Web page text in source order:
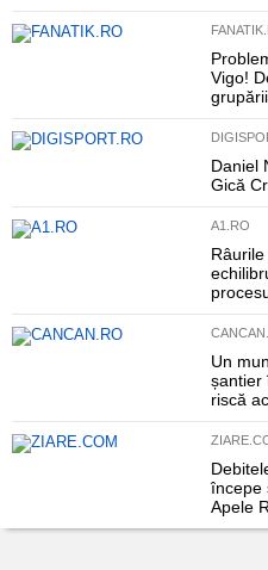
Vigo!
Daniel
Gică
A1.RO
Un
șantier
riscă
începe
Apele